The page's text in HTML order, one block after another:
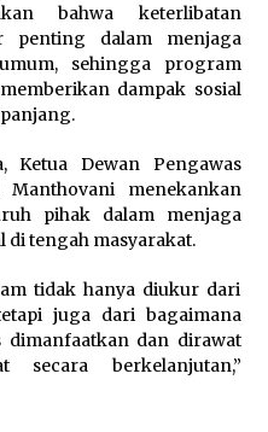
bahwa keterlibatan
penting dalam menjaga
sehingga program
dampak sosial
Ketua Dewan Pengawas
Manthovani menekankan
pihak dalam menjaga
tengah masyarakat.
tidak hanya diukur dari
juga dari bagaimana
dimanfaatkan dan dirawat
secara berkelanjutan,”